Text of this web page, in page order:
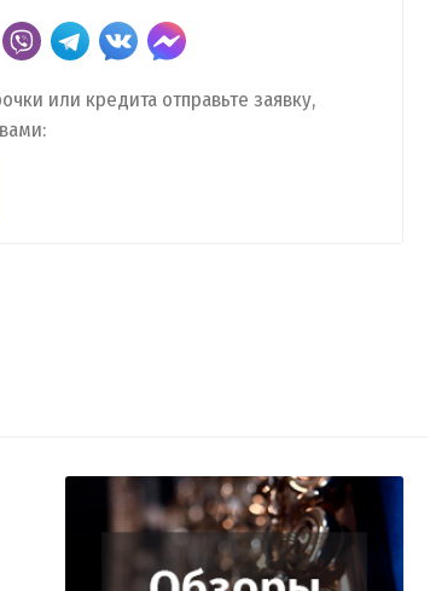
или кредита отправьте заявку,